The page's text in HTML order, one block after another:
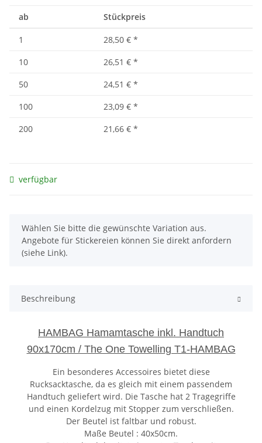
ab Stückpreis
1 28,50 € *
10
26,51 € *
50
24,51 € *
100
23,09 € *
200
21,66 € *
verfügbar
x
Wählen Sie bitte die gewünschte Variation aus.
Angebote für Stickereien können Sie direkt anfordern
(siehe Link).
Beschreibung
HAMBAG Hamamtasche inkl. Handtuch
90x170cm / The One Towelling T1-HAMBAG
Ein besonderes Accessoires bietet diese
Rucksacktasche, da es gleich mit einem passendem
Handtuch geliefert wird. Die Tasche hat 2 Tragegriffe
und einen Kordelzug mit Stopper zum verschließen.
Der Beutel ist faltbar und robust.
Maße Beutel : 40x50cm.